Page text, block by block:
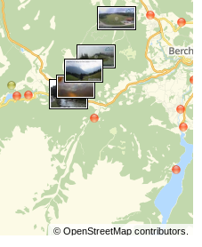
© OpenStreetMapcontributors.